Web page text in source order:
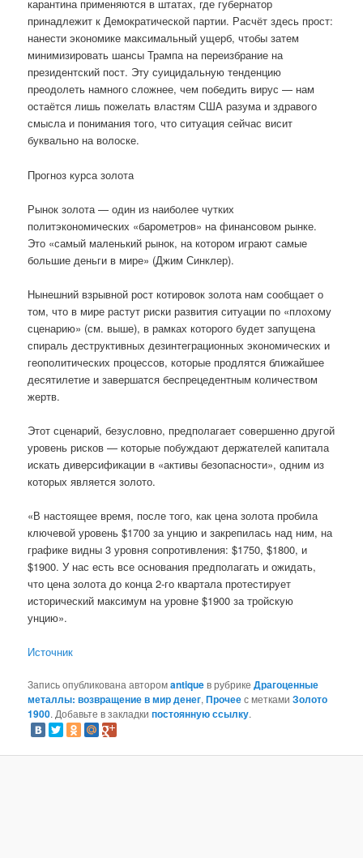
карантина применяются в штатах, где губернатор
принадлежит к Демократической партии. Расчёт здесь прост:
нанести экономике максимальный ущерб, чтобы затем
минимизировать шансы Трампа на переизбрание на
президентский пост. Эту суицидальную тенденцию
преодолеть намного сложнее, чем победить вирус — нам
остаётся лишь пожелать властям США разума и здравого
смысла и понимания того, что ситуация сейчас висит
буквально на волоске.
Прогноз курса золота
Рынок золота — один из наиболее чутких
политэкономических «барометров» на финансовом рынке.
Это «самый маленький рынок, на котором играют самые
большие деньги в мире» (Джим Синклер).
Нынешний взрывной рост котировок золота нам сообщает о
том, что в мире растут риски развития ситуации по «плохому
сценарию» (см. выше), в рамках которого будет запущена
спираль деструктивных дезинтеграционных экономических и
геополитических процессов, которые продлятся ближайшее
десятилетие и завершатся беспрецедентным количеством
жертв.
Этот сценарий, безусловно, предполагает совершенно другой
уровень рисков — которые побуждают держателей капитала
искать диверсификации в «активы безопасности», одним из
которых является золото.
«В настоящее время, после того, как цена золота пробила
ключевой уровень $1700 за унцию и закрепилась над ним, на
графике видны 3 уровня сопротивления: $1750, $1800, и
$1900. У нас есть все основания предполагать и ожидать,
что цена золота до конца 2-го квартала протестирует
исторический максимум на уровне $1900 за тройскую
унцию».
Источник
Запись опубликована авторомantiqueв рубрикеДрагоценные
металлы: возвращение в мир денег,Прочеес меткамиЗолото
1900. Добавьте в закладкипостоянную ссылку.